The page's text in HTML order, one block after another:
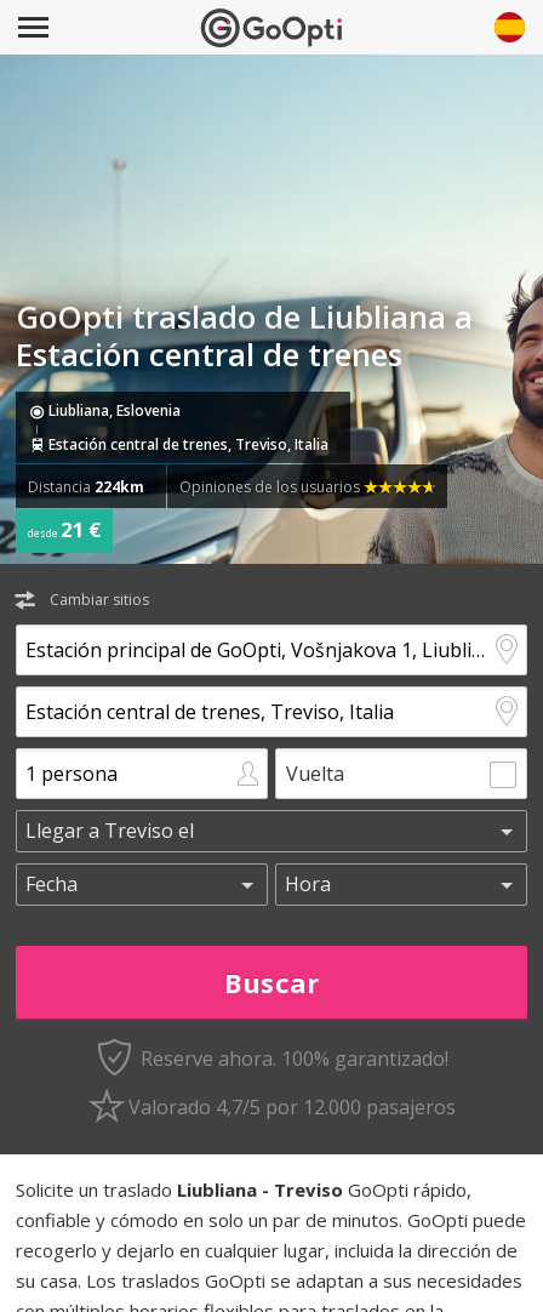
GoOpti traslado de Liubliana a
Estación central de trenes
Liubliana, Eslovenia
Estación central de trenes, Treviso, Italia
Distancia 224km Opiniones de los usuarios
desde 21 €
Cambiar sitios
Vuelta
Reserve ahora. 100% garantizado!
Valorado 4,7/5 por 12.000 pasajeros
Solicite un traslado Liubliana - Treviso GoOpti rápido,
confiable y cómodo en solo un par de minutos. GoOpti puede
recogerlo y dejarlo en cualquier lugar, incluida la dirección de
su casa. Los traslados GoOpti se adaptan a sus necesidades